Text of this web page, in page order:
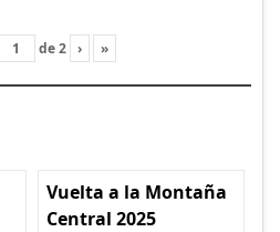
de2 › »
Vuelta a la Montaña
Central 2025